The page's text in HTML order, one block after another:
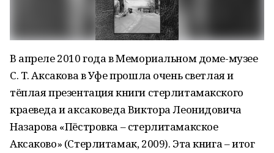
В апреле 2010 года в Мемориальном доме-музее
С. Т. Аксакова в Уфе прошла очень светлая и
тёплая презентация книги стерлитамакского
краеведа и аксаковеда Виктора Леонидовича
Назарова «Пёстровка – стерлитамакское
Аксаково» (Стерлитамак, 2009). Эта книга – итог